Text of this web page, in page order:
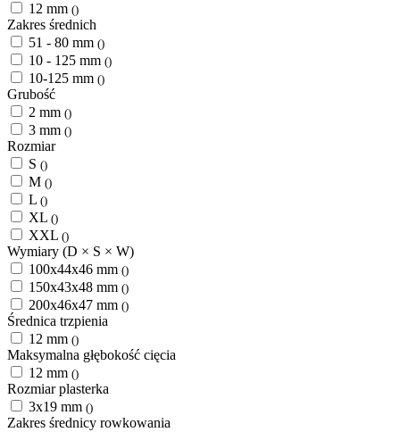
12 mm ()
Zakres średnich
51 - 80 mm ()
10 - 125 mm ()
10-125 mm ()
Grubość
2 mm ()
3 mm ()
Rozmiar
S ()
M ()
L ()
XL ()
XXL ()
Wymiary (D × S × W)
100x44x46 mm ()
150x43x48 mm ()
200x46x47 mm ()
Średnica trzpienia
12 mm ()
Maksymalna głębokość cięcia
12 mm ()
Rozmiar plasterka
3x19 mm ()
Zakres średnicy rowkowania